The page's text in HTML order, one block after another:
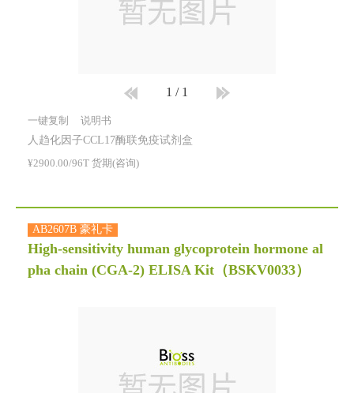
1 / 1
一键复制 说明书
人趋化因子CCL17酶联免疫试剂盒
¥2900.00/96T 货期(咨询)
AB2607B 豪礼卡
High-sensitivity human glycoprotein hormone al
pha chain (CGA-2) ELISA Kit （BSKV0033）